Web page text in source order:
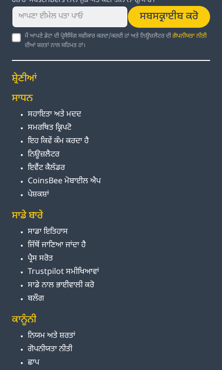
ਸਬਸਕ੍ਰਾਈਬ ਕਰੋ
ਮੈਂ ਆਪਣੇ ਡੇਟਾ ਦੀ ਪ੍ਰੋਸੈਸਿੰਗ ਸਵੀਕਾਰ ਕਰਦਾ/ਕਰਦੀ ਹਾਂ ਅਤੇ ਨਿਊਜ਼ਲੈਟਰ ਦੀਗੋਪਨੀਯਤਾ ਨੀਤੀ
ਦੀਆਂ ਸ਼ਰਤਾਂ ਨਾਲ ਸਹਿਮਤ ਹਾਂ।
ਸ਼੍ਰੇਣੀਆਂ
ਸਾਧਨ
ਸਹਾਇਤਾ ਅਤੇ ਮਦਦ
ਸਮਰਥਿਤ ਕ੍ਰਿਪਟੋ
ਇਹ ਕਿਵੇਂ ਕੰਮ ਕਰਦਾ ਹੈ
ਨਿਊਜ਼ਲੈਟਰ
ਇਵੈਂਟ ਕੈਲੰਡਰ
CoinsBee ਮੋਬਾਈਲ ਐਪ
ਪੇਸ਼ਕਸ਼ਾਂ
ਸਾਡੇ ਬਾਰੇ
ਸਾਡਾ ਇਤਿਹਾਸ
ਜਿੱਥੋਂ ਜਾਣਿਆ ਜਾਂਦਾ ਹੈ
ਪ੍ਰੈਸ ਸਰੋਤ
Trustpilot ਸਮੀਖਿਆਵਾਂ
ਸਾਡੇ ਨਾਲ ਭਾਈਵਾਲੀ ਕਰੋ
ਬਲੌਗ
ਕਾਨੂੰਨੀ
ਨਿਯਮ ਅਤੇ ਸ਼ਰਤਾਂ
ਗੋਪਨੀਯਤਾ ਨੀਤੀ
ਛਾਪ